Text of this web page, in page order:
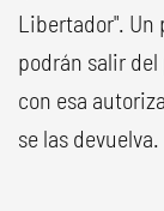
Libertador".
podrán salir
con esa
se las devuelva.